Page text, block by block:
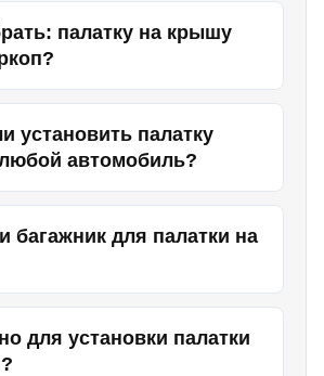
палатку на крышу
установить палатку
автомобиль?
багажник для палатки на
для установки палатки